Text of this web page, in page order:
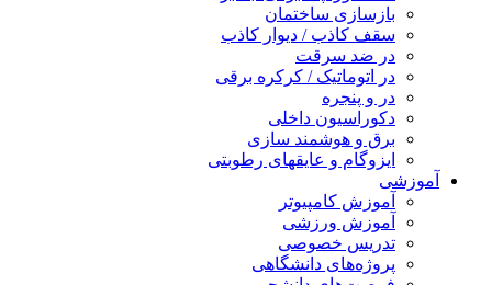
بازسازی ساختمان
سقف کاذب / دیوار کاذب
در ضد سرقت
در اتوماتیک / کرکره برقی
در و پنجره
دکوراسیون داخلی
برق و هوشمند سازی
ایزوگام و عایقهای رطوبتی
آموزشی
آموزش کامپیوتر
آموزش ورزشی
تدریس خصوصی
پروژه‌های دانشگاهی